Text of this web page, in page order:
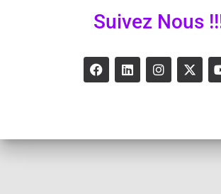
Suivez Nous